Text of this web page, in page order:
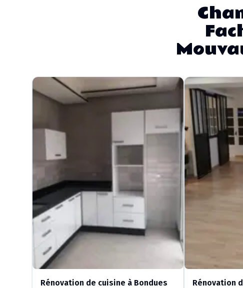
Rénovation de cuisine à Bondues Rénovation